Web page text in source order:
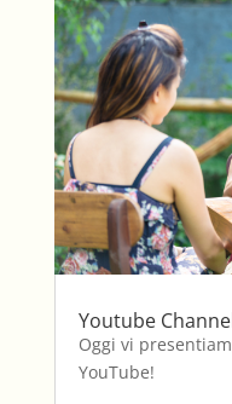
Youtube
Oggi vi
YouTube!